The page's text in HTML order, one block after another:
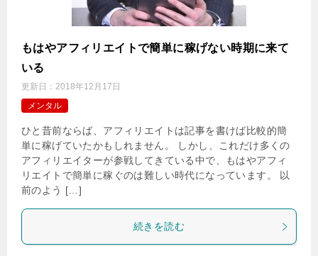
もはやアフィリエイトで簡単に稼げない時期に来て
いる
更新日： 2018年12月17日
メンタル
ひと昔前ならば、アフィリエイトは記事を書けば比較的簡
単に稼げていたかもしれません。 しかし、これだけ多くの
アフィリエイターが参戦してきている中で、もはやアフィ
リエイトで簡単に稼ぐのは難しい時代になっています。 以
前のよう […]
続きを読む